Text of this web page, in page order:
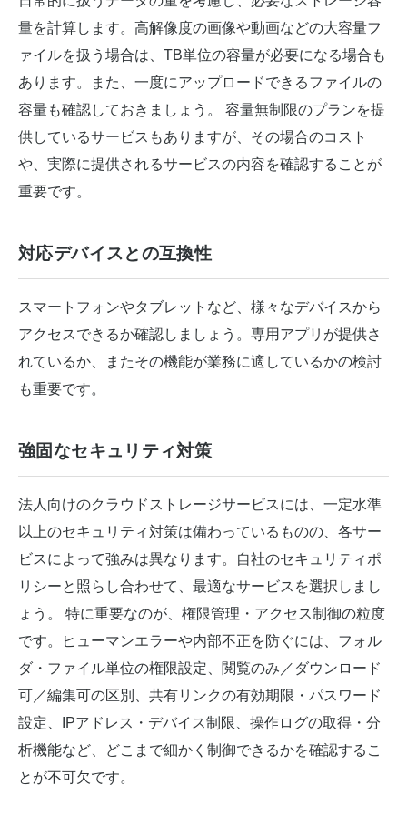
量を計算します。高解像度の画像や動画などの大容量フ
ァイルを扱う場合は、TB単位の容量が必要になる場合も
あります。また、一度にアップロードできるファイルの
容量も確認しておきましょう。 容量無制限のプランを提
供しているサービスもありますが、その場合のコスト
や、実際に提供されるサービスの内容を確認することが
重要です。
対応デバイスとの互換性
スマートフォンやタブレットなど、様々なデバイスから
アクセスできるか確認しましょう。専用アプリが提供さ
れているか、またその機能が業務に適しているかの検討
も重要です。
強固なセキュリティ対策
法人向けのクラウドストレージサービスには、一定水準
以上のセキュリティ対策は備わっているものの、各サー
ビスによって強みは異なります。自社のセキュリティポ
リシーと照らし合わせて、最適なサービスを選択しまし
ょう。 特に重要なのが、権限管理・アクセス制御の粒度
です。ヒューマンエラーや内部不正を防ぐには、フォル
ダ・ファイル単位の権限設定、閲覧のみ／ダウンロード
可／編集可の区別、共有リンクの有効期限・パスワード
設定、IPアドレス・デバイス制限、操作ログの取得・分
析機能など、どこまで細かく制御できるかを確認するこ
とが不可欠です。